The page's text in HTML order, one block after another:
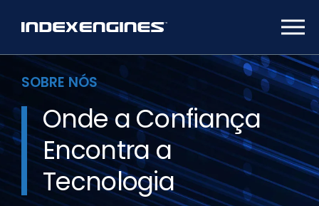
SOBRE NÓS
Onde a Confiança
Encontra a
Tecnologia